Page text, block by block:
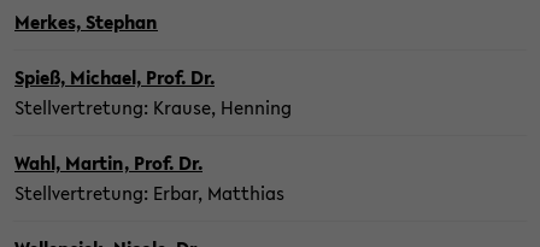
Mer­kes, Ste­phan
Spieß, Mi­cha­el, Prof. Dr.
Stell­ver­tre­tung: Krau­se, Hen­ning
Wahl, Mar­tin, Prof. Dr.
Stell­ver­tre­tung: Erbar, Mat­thi­as